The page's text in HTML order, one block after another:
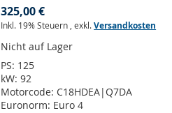
325,00 €
Inkl. 19% Steuern ,exkl.Versandkosten
Nicht auf Lager
PS: 125
kW:92
Motorcode: C18HDEA|Q7DA
Euronorm: Euro 4